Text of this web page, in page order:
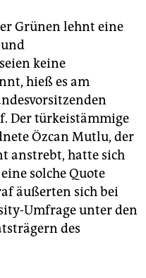
Grünen lehnt eine
keine
hieß es am
Der türkeistämmige
Özcan Mutlu, der
anstrebt, hatte sich
solche Quote
äußerten sich bei
Umfrage unter den
des